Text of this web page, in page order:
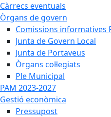
Càrrecs eventuals
Òrgans de govern
Comissions informatives
Junta de Govern Local
Junta de Portaveus
Òrgans col·legiats
Ple Municipal
PAM 2023-2027
Gestió econòmica
Pressupost